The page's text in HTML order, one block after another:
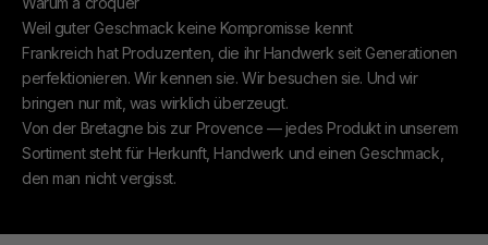
Weil guter Geschmack keine Kompromisse kennt
Frankreich hat Produzenten, die ihr Handwerk seit Generationen
perfektionieren. Wir kennen sie. Wir besuchen sie. Und wir
bringen nur mit, was wirklich überzeugt.
Von der Bretagne bis zur Provence — jedes Produkt in unserem
Sortiment steht für Herkunft, Handwerk und einen Geschmack,
den man nicht vergisst.